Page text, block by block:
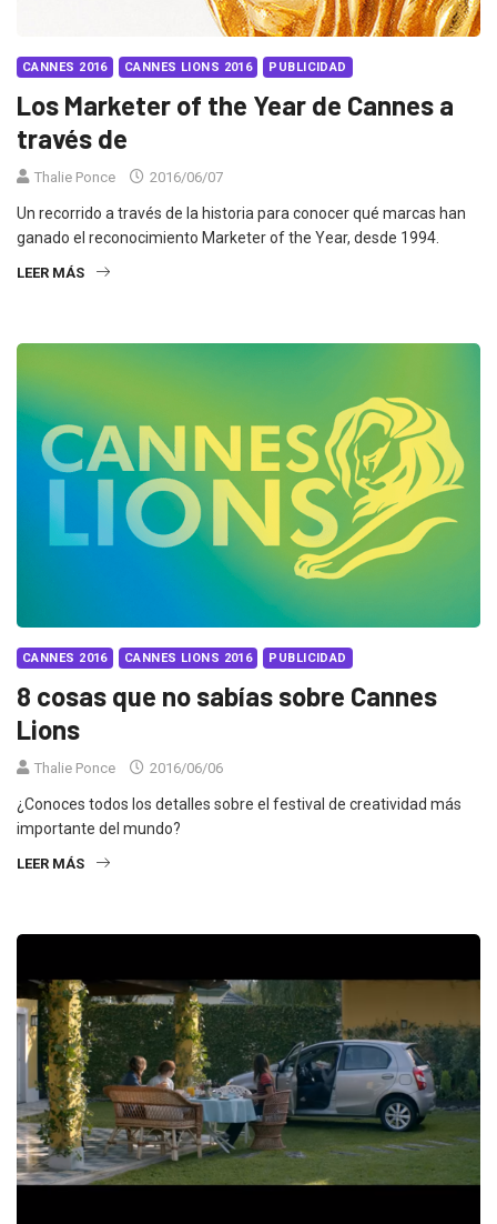
CANNES 2016 CANNES LIONS 2016 PUBLICIDAD
Los Marketer of the Year de Cannes a
través de
Thalie Ponce 2016/06/07
Un recorrido a través de la historia para conocer qué marcas han
ganado el reconocimiento Marketer of the Year, desde 1994.
LEER MÁS
CANNES 2016 CANNES LIONS 2016 PUBLICIDAD
8 cosas que no sabías sobre Cannes
Lions
Thalie Ponce 2016/06/06
¿Conoces todos los detalles sobre el festival de creatividad más
importante del mundo?
LEER MÁS